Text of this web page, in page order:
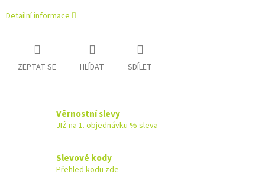
Detailní informace
ZEPTAT SE HLÍDAT SDÍLET
Věrnostní slevy
JIŽ na 1. objednávku % sleva
Slevové kody
Přehled kodu zde